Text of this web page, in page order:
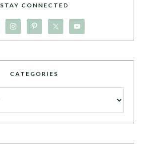
STAY CONNECTED
CATEGORIES